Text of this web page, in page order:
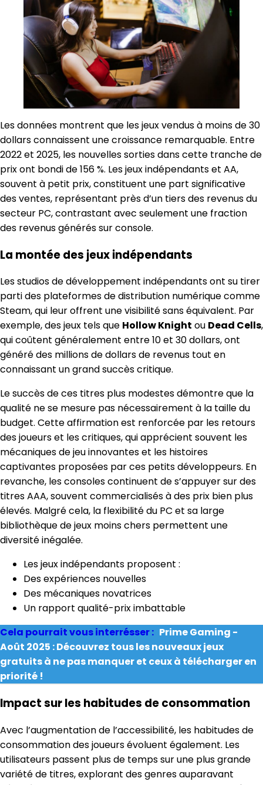
Les données montrent que les jeux vendus à moins de 30
dollars connaissent une croissance remarquable. Entre
2022 et 2025, les nouvelles sorties dans cette tranche de
prix ont bondi de 156 %. Les jeux indépendants et AA,
souvent à petit prix, constituent une part significative
des ventes, représentant près d’un tiers des revenus du
secteur PC, contrastant avec seulement une fraction
des revenus générés sur console.
La montée des jeux indépendants
Les studios de développement indépendants ont su tirer
parti des plateformes de distribution numérique comme
Steam, qui leur offrent une visibilité sans équivalent. Par
exemple, des jeux tels que Hollow Knight ou Dead Cells,
qui coûtent généralement entre 10 et 30 dollars, ont
généré des millions de dollars de revenus tout en
connaissant un grand succès critique.
Le succès de ces titres plus modestes démontre que la
qualité ne se mesure pas nécessairement à la taille du
budget. Cette affirmation est renforcée par les retours
des joueurs et les critiques, qui apprécient souvent les
mécaniques de jeu innovantes et les histoires
captivantes proposées par ces petits développeurs. En
revanche, les consoles continuent de s’appuyer sur des
titres AAA, souvent commercialisés à des prix bien plus
élevés. Malgré cela, la flexibilité du PC et sa large
bibliothèque de jeux moins chers permettent une
diversité inégalée.
Les jeux indépendants proposent :
Des expériences nouvelles
Des mécaniques novatrices
Un rapport qualité-prix imbattable
Cela pourrait vous interrésser : Prime Gaming -
Août 2025 : Découvrez tous les nouveaux jeux
gratuits à ne pas manquer et ceux à télécharger en
priorité !
Impact sur les habitudes de consommation
Avec l’augmentation de l’accessibilité, les habitudes de
consommation des joueurs évoluent également. Les
utilisateurs passent plus de temps sur une plus grande
variété de titres, explorant des genres auparavant